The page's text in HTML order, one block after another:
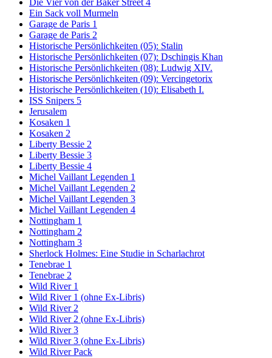
Die Vier von der Baker Street 4
Ein Sack voll Murmeln
Garage de Paris 1
Garage de Paris 2
Historische Persönlichkeiten (05): Stalin
Historische Persönlichkeiten (07): Dschingis Khan
Historische Persönlichkeiten (08): Ludwig XIV.
Historische Persönlichkeiten (09): Vercingetorix
Historische Persönlichkeiten (10): Elisabeth I.
ISS Snipers 5
Jerusalem
Kosaken 1
Kosaken 2
Liberty Bessie 2
Liberty Bessie 3
Liberty Bessie 4
Michel Vaillant Legenden 1
Michel Vaillant Legenden 2
Michel Vaillant Legenden 3
Michel Vaillant Legenden 4
Nottingham 1
Nottingham 2
Nottingham 3
Sherlock Holmes: Eine Studie in Scharlachrot
Tenebrae 1
Tenebrae 2
Wild River 1
Wild River 1 (ohne Ex-Libris)
Wild River 2
Wild River 2 (ohne Ex-Libris)
Wild River 3
Wild River 3 (ohne Ex-Libris)
Wild River Pack